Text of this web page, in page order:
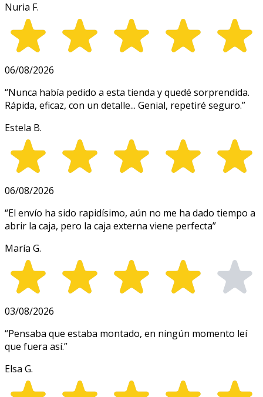
Nuria F.
06/08/2026
“Nunca había pedido a esta tienda y quedé sorprendida.
Rápida, eficaz, con un detalle... Genial, repetiré seguro.”
Estela B.
06/08/2026
“El envío ha sido rapidísimo, aún no me ha dado tiempo a
abrir la caja, pero la caja externa viene perfecta”
María G.
03/08/2026
“Pensaba que estaba montado, en ningún momento leí
que fuera así.”
Elsa G.